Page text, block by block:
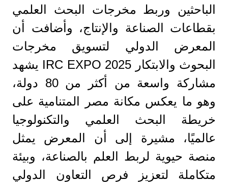
الباحثين وربط مخرجات البحث العلمي
بقطاعات الصناعة والإنتاج، وأضافت أن
المعرض الدولي لتسويق مخرجات
البحوث والابتكار IRC EXPO 2025 يشهد
مشاركة واسعة من أكثر من 80 دولة،
وهو ما يعكس مكانة مصر المتنامية على
خريطة البحث العلمي والتكنولوجيا
عالميًا، مشيرة إلى أن المعرض يمثل
منصة حيوية لربط العلم بالصناعة، وبيئة
متكاملة لتعزيز فرص التعاون الدولي